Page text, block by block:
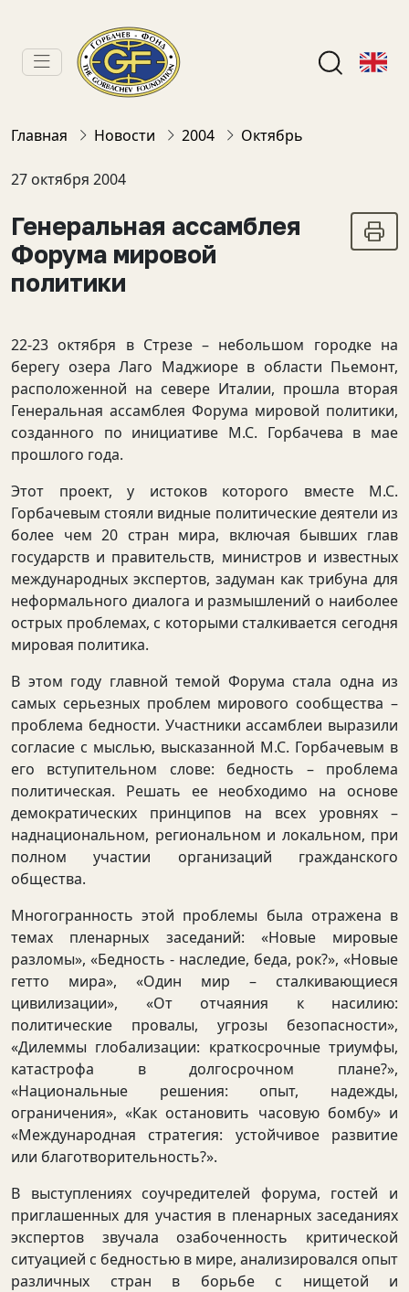
Главная Новости 2004 Октябрь
27 октября 2004
Генеральная ассамблея
Форума мировой
политики
22-23 октября в Стрезе – небольшом городке на
берегу озера Лаго Маджиоре в области Пьемонт,
расположенной на севере Италии, прошла вторая
Генеральная ассамблея Форума мировой политики,
созданного по инициативе М.С. Горбачева в мае
прошлого года.
Этот проект, у истоков которого вместе М.С.
Горбачевым стояли видные политические деятели из
более чем 20 стран мира, включая бывших глав
государств и правительств, министров и известных
международных экспертов, задуман как трибуна для
неформального диалога и размышлений о наиболее
острых проблемах, с которыми сталкивается сегодня
мировая политика.
В этом году главной темой Форума стала одна из
самых серьезных проблем мирового сообщества –
проблема бедности. Участники ассамблеи выразили
согласие с мыслью, высказанной М.С. Горбачевым в
его вступительном слове: бедность – проблема
политическая. Решать ее необходимо на основе
демократических принципов на всех уровнях –
наднациональном, региональном и локальном, при
полном участии организаций гражданского
общества.
Многогранность этой проблемы была отражена в
темах пленарных заседаний: «Новые мировые
разломы», «Бедность - наследие, беда, рок?», «Новые
гетто мира», «Один мир – сталкивающиеся
цивилизации», «От отчаяния к насилию:
политические провалы, угрозы безопасности»,
«Дилеммы глобализации: краткосрочные триумфы,
катастрофа в долгосрочном плане?»,
«Национальные решения: опыт, надежды,
ограничения», «Как остановить часовую бомбу» и
«Международная стратегия: устойчивое развитие
или благотворительность?».
В выступлениях соучредителей форума, гостей и
приглашенных для участия в пленарных заседаниях
экспертов звучала озабоченность критической
ситуацией с бедностью в мире, анализировался опыт
различных стран в борьбе с нищетой и